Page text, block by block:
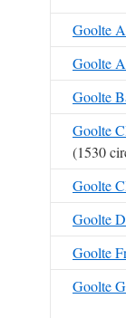
Goolte
Goolte
Goolte
Goolte
(1530
Goolte
Goolte
Goolte
Goolte